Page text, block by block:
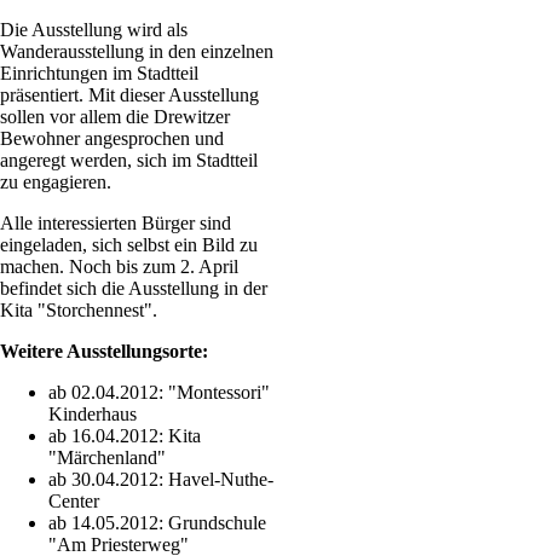
Die Ausstellung wird als
Wanderausstellung in den einzelnen
Einrichtungen im Stadtteil
präsentiert. Mit dieser Ausstellung
sollen vor allem die Drewitzer
Bewohner angesprochen und
angeregt werden, sich im Stadtteil
zu engagieren.
Alle interessierten Bürger sind
eingeladen, sich selbst ein Bild zu
machen. Noch bis zum 2. April
befindet sich die Ausstellung in der
Kita "Storchennest".
Weitere Ausstellungsorte:
ab 02.04.2012: "Montessori"
Kinderhaus
ab 16.04.2012: Kita
"Märchenland"
ab 30.04.2012: Havel-Nuthe-
Center
ab 14.05.2012: Grundschule
"Am Priesterweg"